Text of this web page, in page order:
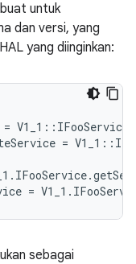
untuk
dan versi, yang
yang diinginkan:
= V1_1 :: IFooService
= V1_1 ::
. IFooService.
= V1_1 .
sebagai